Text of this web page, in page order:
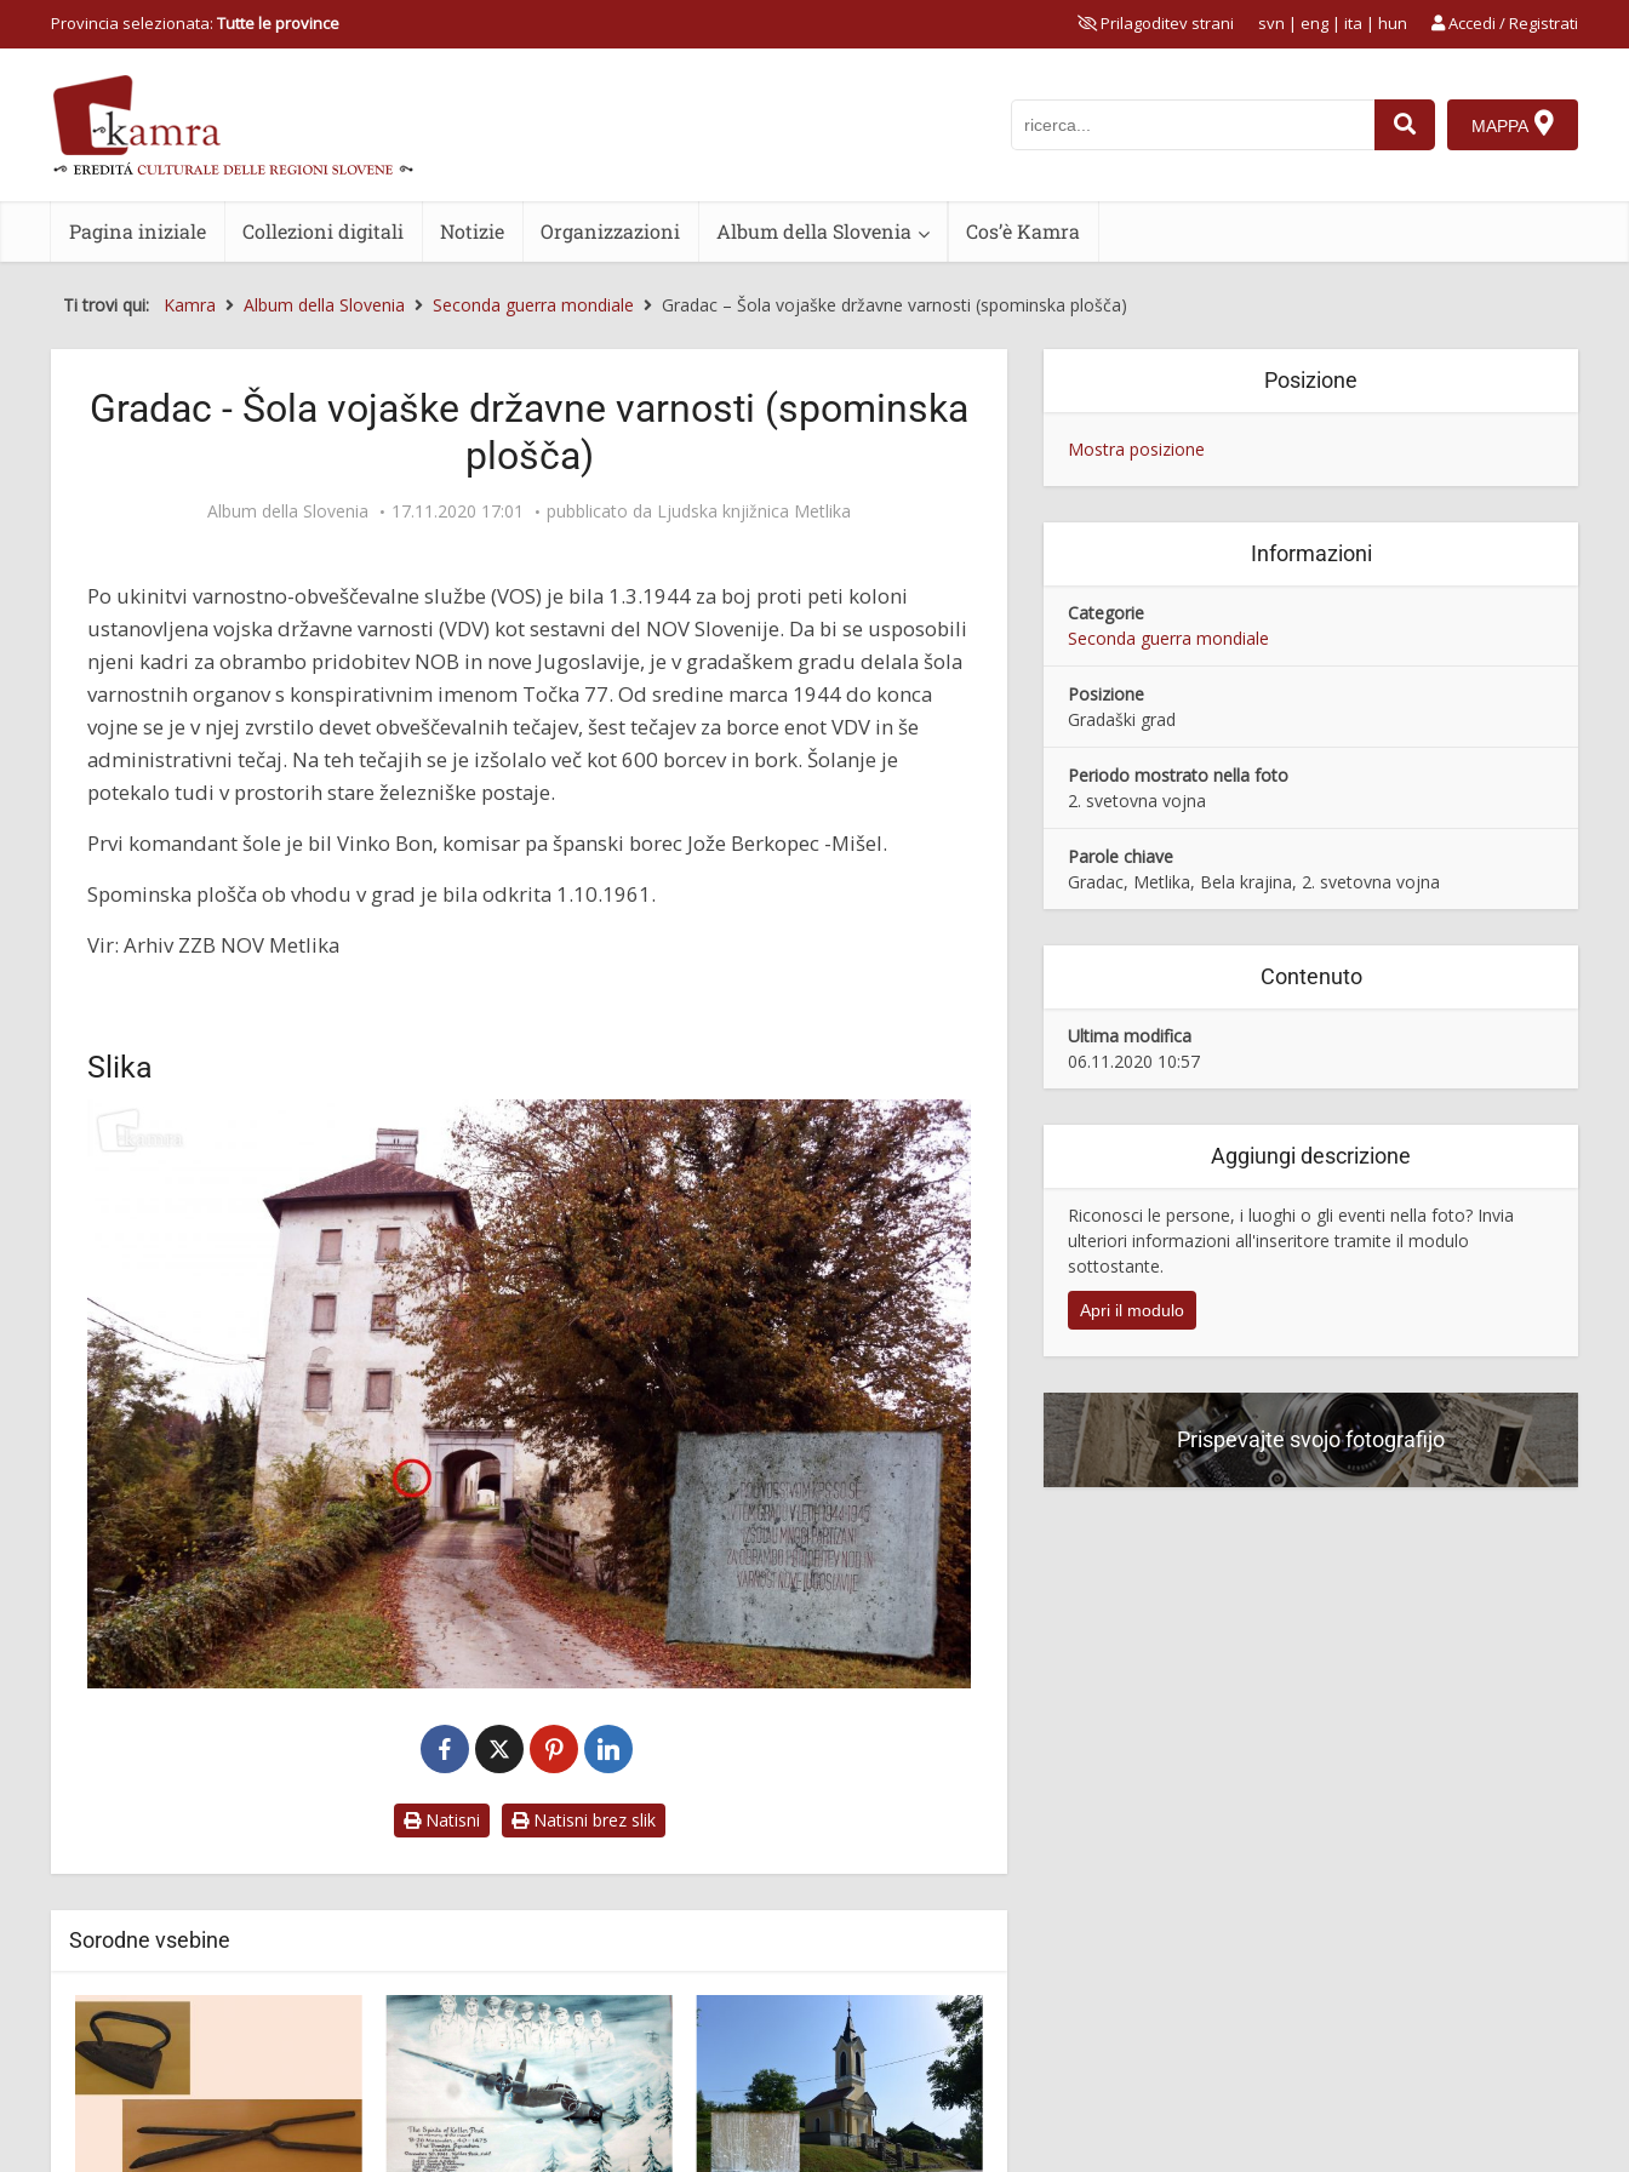
Provincia selezionata: Tutte le province Prilagoditev strani Accedi / Registrati
svn | eng | ita | hun
MAPPA
Pagina iniziale Collezioni digitali Notizie Organizzazioni Album della Slovenia Cos’è Kamra
Ti trovi qui: Kamra Album della Slovenia Seconda guerra mondiale Gradac – Šola vojaške državne varnosti (spominska plošča)
Gradac - Šola vojaške državne varnosti (spominska
plošča)
Album della Slovenia 17.11.2020 17:01 pubblicato da Ljudska knjižnica Metlika
Po ukinitvi varnostno-obveščevalne službe (VOS) je bila 1.3.1944 za boj proti peti koloni
ustanovljena vojska državne varnosti (VDV) kot sestavni del NOV Slovenije. Da bi se usposobili
njeni kadri za obrambo pridobitev NOB in nove Jugoslavije, je v gradaškem gradu delala šola
varnostnih organov s konspirativnim imenom Točka 77. Od sredine marca 1944 do konca
vojne se je v njej zvrstilo devet obveščevalnih tečajev, šest tečajev za borce enot VDV in še
administrativni tečaj. Na teh tečajih se je izšolalo več kot 600 borcev in bork. Šolanje je
potekalo tudi v prostorih stare železniške postaje.
Prvi komandant šole je bil Vinko Bon, komisar pa španski borec Jože Berkopec -Mišel.
Spominska plošča ob vhodu v grad je bila odkrita 1.10.1961.
Vir: Arhiv ZZB NOV Metlika
Slika
Natisni Natisni brez slik
Sorodne vsebine
Posizione
Mostra posizione
Informazioni
Categorie
Seconda guerra mondiale
Posizione
Gradaški grad
Periodo mostrato nella foto
2. svetovna vojna
Parole chiave
Gradac, Metlika, Bela krajina, 2. svetovna vojna
Contenuto
Ultima modifica
06.11.2020 10:57
Aggiungi descrizione
Riconosci le persone, i luoghi o gli eventi nella foto? Invia
ulteriori informazioni all'inseritore tramite il modulo
sottostante.
Apri il modulo
Prispevajte svojo fotografijo